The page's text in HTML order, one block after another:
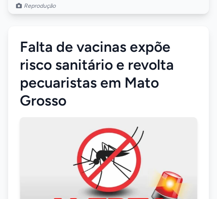
Reprodução
Falta de vacinas expõe
risco sanitário e revolta
pecuaristas em Mato
Grosso